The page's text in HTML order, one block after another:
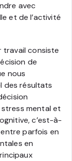
avec
et de l’activité
travail consiste
de
nous
des résultats
mental et
c’est-à-
entre parfois en
en